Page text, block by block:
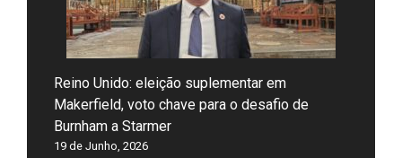
Reino Unido: eleição suplementar em
Makerfield, voto chave para o desafio de
Burnham a Starmer
19 de Junho, 2026